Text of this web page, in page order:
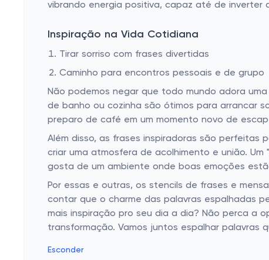
vibrando energia positiva, capaz até de inverter
Inspiração na Vida Cotidiana
Tirar sorriso com frases divertidas
Caminho para encontros pessoais e de grupo
Não podemos negar que todo mundo adora
de banho ou cozinha são ótimos para arrancar
preparo de café em um momento novo de
Além disso, as frases inspiradoras são perfeitas
criar uma atmosfera de acolhimento e união.
gosta de um ambiente onde boas emoções
Por essas e outras, os stencils de frases e
contar que o charme das palavras espalhadas
mais inspiração pro seu dia a dia? Não perca a
transformação. Vamos juntos espalhar palavras
Esconder